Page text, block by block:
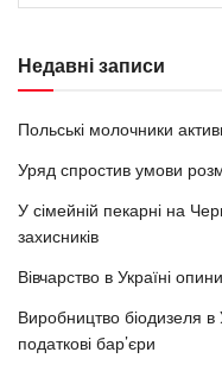
Недавні записи
Польські молочники
Уряд спростив умови
У сімейній пекарні на
захисників
Вівчарство в Україні
Виробництво біодизеля в
податкові бар’єри